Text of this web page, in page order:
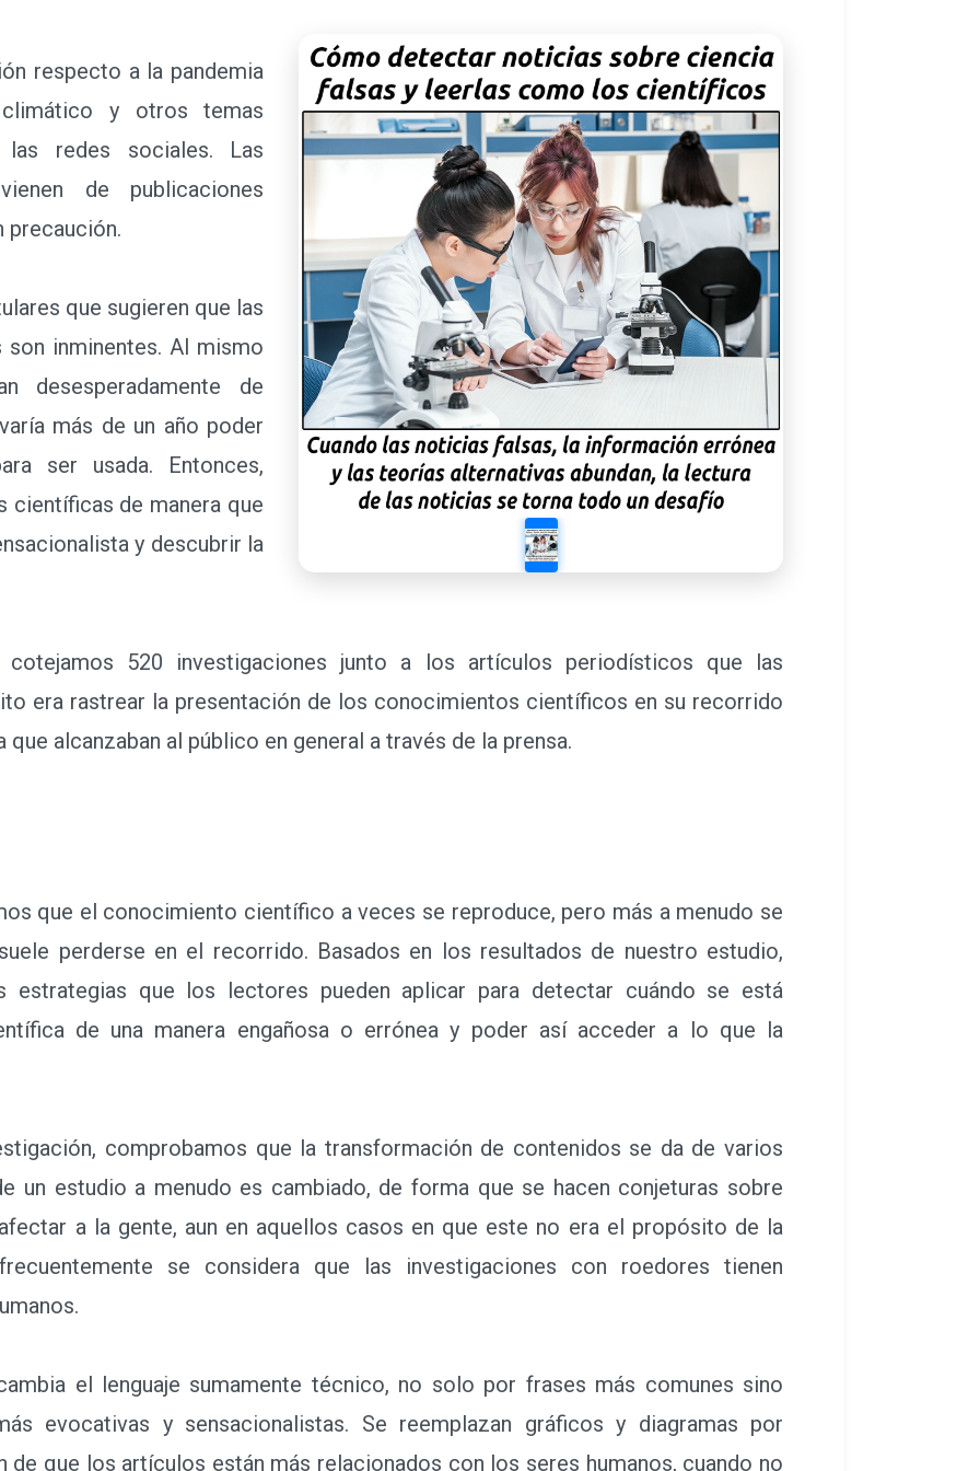
respecto a la pandemia
y otros temas
redes sociales. Las
de publicaciones
precaución.
que sugieren que las
inminentes. Al mismo
desesperadamente de
más de un año poder
ser usada. Entonces,
científicas de manera que
y descubrir la
520 investigaciones junto a los artículos periodísticos que las
era rastrear la presentación de los conocimientos científicos en su recorrido
alcanzaban al público en general a través de la prensa.
que el conocimiento científico a veces se reproduce, pero más a menudo se
perderse en el recorrido. Basados en los resultados de nuestro estudio,
estrategias que los lectores pueden aplicar para detectar cuándo se está
de una manera engañosa o errónea y poder así acceder a lo que la
comprobamos que la transformación de contenidos se da de varios
un estudio a menudo es cambiado, de forma que se hacen conjeturas sobre
a la gente, aun en aquellos casos en que este no era el propósito de la
se considera que las investigaciones con roedores tienen
el lenguaje sumamente técnico, no solo por frases más comunes sino
evocativas y sensacionalistas. Se reemplazan gráficos y diagramas por
de que los artículos están más relacionados con los seres humanos, cuando no